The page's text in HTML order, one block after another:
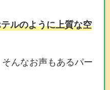
ルのように上質な空
そんなお声もあるパー